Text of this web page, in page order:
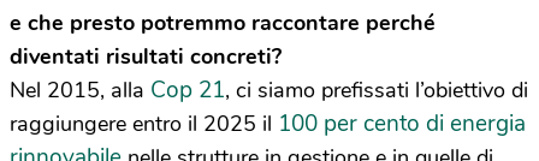
e che presto potremmo raccontare perché
diventati risultati concreti?
Nel 2015, alla Cop 21, ci siamo prefissati l’obiettivo di
raggiungere entro il 2025 il 100 per cento di energia